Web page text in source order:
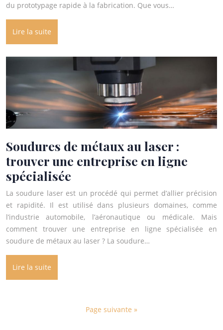
du prototypage rapide à la fabrication. Que vous…
Lire la suite
Soudures de métaux au laser :
trouver une entreprise en ligne
spécialisée
La soudure laser est un procédé qui permet d’allier précision
et rapidité. Il est utilisé dans plusieurs domaines, comme
l’industrie automobile, l’aéronautique ou médicale. Mais
comment trouver une entreprise en ligne spécialisée en
soudure de métaux au laser ? La soudure…
Lire la suite
Page suivante »